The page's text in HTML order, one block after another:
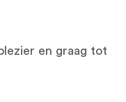
en graag tot